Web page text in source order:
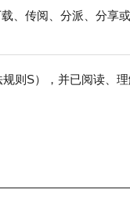
、传阅、分派、分享
则S），并已阅读、